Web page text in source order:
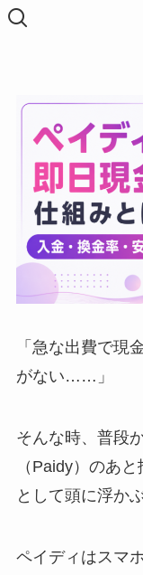
「急な出費で現
がない……」
そんな時、普段
（Paidy）のあ
として頭に浮か
ペイディはスマ